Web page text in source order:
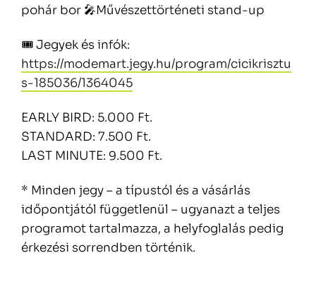
pohár bor 🎤Művészettörténeti stand-up
🎟️ Jegyek és infók:
https://modemart.jegy.hu/program/cicikrisztu
s-185036/1364045
EARLY BIRD: 5.000 Ft.
STANDARD: 7.500 Ft.
LAST MINUTE: 9.500 Ft.
* Minden jegy – a típustól és a vásárlás
időpontjától függetlenül – ugyanazt a teljes
programot tartalmazza, a helyfoglalás pedig
érkezési sorrendben történik.